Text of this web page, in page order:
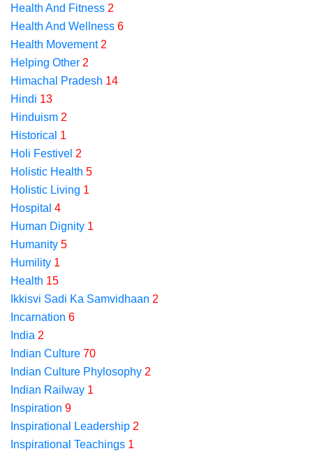
Health And Fitness 2
Health And Wellness 6
Health Movement 2
Helping Other 2
Himachal Pradesh 14
Hindi 13
Hinduism 2
Historical 1
Holi Festivel 2
Holistic Health 5
Holistic Living 1
Hospital 4
Human Dignity 1
Humanity 5
Humility 1
Health 15
Ikkisvi Sadi Ka Samvidhaan 2
Incarnation 6
India 2
Indian Culture 70
Indian Culture Phylosophy 2
Indian Railway 1
Inspiration 9
Inspirational Leadership 2
Inspirational Teachings 1